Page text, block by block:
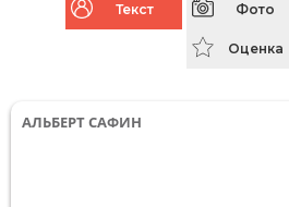
Текст Фото
Оценка
АЛЬБЕРТ САФИН